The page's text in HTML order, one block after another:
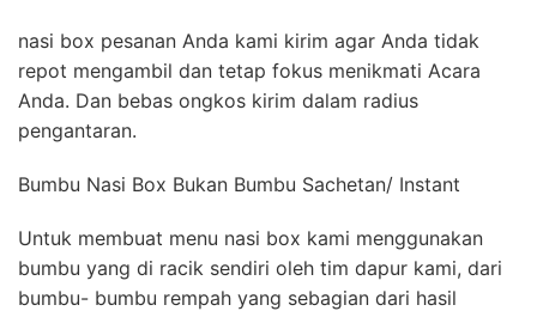
nasi box pesanan Anda kami kirim agar Anda tidak
repot mengambil dan tetap fokus menikmati Acara
Anda. Dan bebas ongkos kirim dalam radius
pengantaran.
Bumbu Nasi Box Bukan Bumbu Sachetan/ Instant
Untuk membuat menu nasi box kami menggunakan
bumbu yang di racik sendiri oleh tim dapur kami, dari
bumbu- bumbu rempah yang sebagian dari hasil